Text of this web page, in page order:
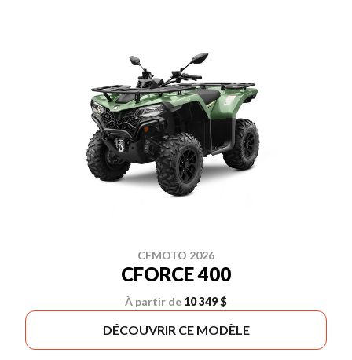
CFMOTO 2026
CFORCE 400
À partir de 10 349 $
DÉCOUVRIR CE MODÈLE